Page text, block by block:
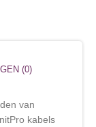
(0)
van
kabels